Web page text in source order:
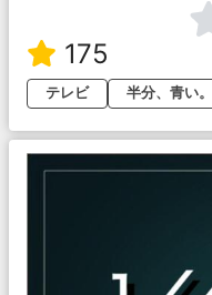
175
テレビ
半分、青い。